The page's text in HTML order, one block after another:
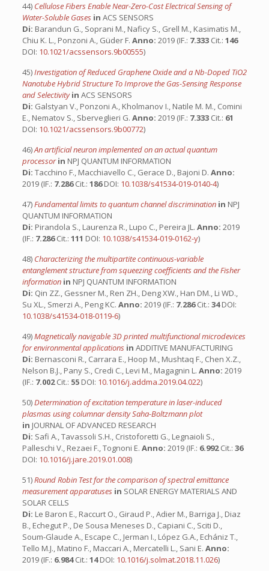
44) Cellulose Fibers Enable Near-Zero-Cost Electrical Sensing of
Water-Soluble Gases in ACS SENSORS
Di: Barandun G., Soprani M., Naficy S., Grell M., Kasimatis M.,
Chiu K. L., Ponzoni A., Güder F. Anno: 2019 (IF.: 7.333 Cit.: 146
DOI: 10.1021/acssensors.9b00555)
45)Investigation of Reduced Graphene Oxide and a Nb-Doped TiO2
Nanotube Hybrid Structure To Improve the Gas-Sensing Response
and Selectivityin ACS SENSORS
Di: Galstyan V., Ponzoni A., Kholmanov I., Natile M. M., Comini
E., Nematov S., Sberveglieri G. Anno: 2019 (IF.: 7.333 Cit.: 61
DOI: 10.1021/acssensors.9b00772)
46)An artificial neuron implemented on an actual quantum
processorin NPJ QUANTUM INFORMATION
Di: Tacchino F., Macchiavello C., Gerace D., Bajoni D. Anno:
2019 (IF.: 7.286Cit.: 186DOI: 10.1038/s41534-019-0140-4)
47)Fundamental limits to quantum channel discrimination in NPJ
QUANTUM INFORMATION
Di: Pirandola S., Laurenza R., Lupo C., Pereira JL. Anno: 2019
(IF.: 7.286Cit.: 111 DOI: 10.1038/s41534-019-0162-y)
48) Characterizing the multipartite continuous-variable
entanglement structure from squeezing coefficients and the Fisher
information in NPJ QUANTUM INFORMATION
Di: Qin ZZ., Gessner M., Ren ZH., Deng XW., Han DM., Li WD.,
Su XL., Smerzi A., Peng KC. Anno: 2019 (IF.: 7.286Cit.: 34DOI:
10.1038/s41534-018-0119-6)
49)Magnetically navigable 3D printed multifunctional microdevices
for environmental applications in ADDITIVE MANUFACTURING
Di: Bernasconi R., Carrara E., Hoop M., Mushtaq F., Chen X.Z.,
Nelson B.J., Pany S., Credi C., Levi M., Magagnin L. Anno: 2019
(IF.: 7.002Cit.: 55 DOI: 10.1016/j.addma.2019.04.022)
50)Determination of excitation temperature in laser-induced
plasmas using columnar density Saha-Boltzmann plot
in JOURNAL OF ADVANCED RESEARCH
Di: Safi A., Tavassoli S.H., Cristoforetti G., Legnaioli S.,
Palleschi V., Rezaei F., Tognoni E. Anno: 2019 (IF.: 6.992Cit.: 36
DOI: 10.1016/j.jare.2019.01.008)
51)Round Robin Test for the comparison of spectral emittance
measurement apparatuses in SOLAR ENERGY MATERIALS AND
SOLAR CELLS
Di: Le Baron E., Raccurt O., Giraud P., Adier M., Barriga J., Diaz
B., Echegut P., De Sousa Meneses D., Capiani C., Sciti D.,
Soum-Glaude A., Escape C., Jerman I., López G.A., Echániz T.,
Tello M.J., Matino F., Maccari A., Mercatelli L., Sani E. Anno:
2019 (IF.: 6.984Cit.: 14DOI: 10.1016/j.solmat.2018.11.026)